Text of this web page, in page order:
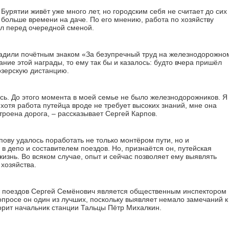
живёт уже много лет, но городским себя не считает до сих
времени на даче. По его мнению, работа по хозяйству
перед очередной сменой.
почётным знаком «За безупречный труд на
этой награды, то ему так бы и казалось: будто вчера пришёл
дистанцию.
До этого момента в моей семье не было железнодорожников. Я
работа путейца вроде не требует высоких знаний, мне она
дорога, – рассказывает Сергей Карпов.
удалось поработать не только монтёром пути, но и
и составителем поездов. Но, признаётся он, путейская
Во всяком случае, опыт и сейчас позволяет ему выявлять
Сергей Семёнович является общественным инспектором
он один из лучших, поскольку выявляет немало замечаний к
начальник станции Тальцы Пётр Михалкин.